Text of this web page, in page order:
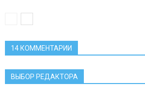
14 КОММЕНТАРИИ
ВЫБОР РЕДАКТОРА